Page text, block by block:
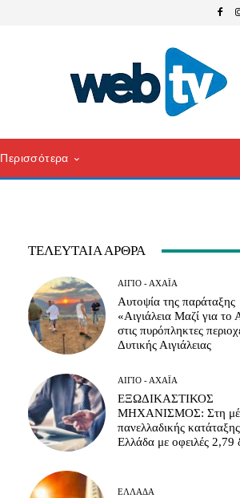
Περισσότερα
ΤΕΛΕΥΤΑΊΑ ΆΡΘΡΑ
ΑΊΓΙΟ - ΑΧΑΪ́Α
Αυτοψία της παράταξης
«Αιγιάλεια Μαζί για το
στις πυρόπληκτες
Δυτικής Αιγιάλειας
ΑΊΓΙΟ - ΑΧΑΪ́Α
ΕΞΩΔΙΚΑΣΤΙΚΟΣ
ΜΗΧΑΝΙΣΜΟΣ: Στη
πανελλαδικής
Ελλάδα με οφειλές 2,79
ΕΛΛΆΔΑ